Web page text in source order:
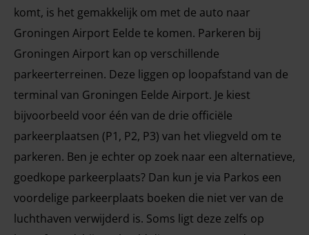
komt, is het gemakkelijk om met de auto naar
Groningen Airport Eelde te komen. Parkeren bij
Groningen Airport kan op verschillende
parkeerterreinen. Deze liggen op loopafstand van de
terminal van Groningen Eelde Airport. Je kiest
bijvoorbeeld voor één van de drie officiële
parkeerplaatsen (P1, P2, P3) van het vliegveld om te
parkeren. Ben je echter op zoek naar een alternatieve,
goedkope parkeerplaats? Dan kun je via Parkos een
voordelige parkeerplaats boeken die niet ver van de
luchthaven verwijderd is. Soms ligt deze zelfs op